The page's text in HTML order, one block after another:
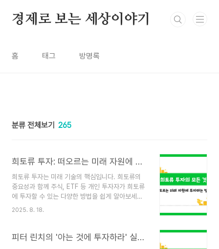
경제로 보는 세상이야기
홈 태그 방명록
분류 전체보기 265
희토류 투자: 떠오르는 미래 자원에 투자하는 방법
희토류 투자는 미래 기술의 핵심입니다. 희토류의
중요성과 함께 주식, ETF 등 개인 투자자가 희토류
에 투자할 수 있는 다양한 방법을 쉽게 알아보세요.
첨단 기술의 발전과 함께 희토류(Rare Earth
활 깊숙이 자리 잡은 많은 제품에 필수적으로 사용
2025. 8. 18.
피터 린치의 '아는 것에 투자하라' 실천법